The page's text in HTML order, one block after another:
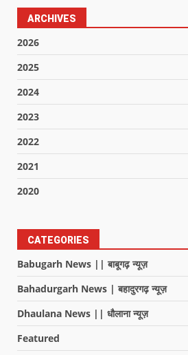
ARCHIVES
2026
2025
2024
2023
2022
2021
2020
CATEGORIES
Babugarh News || बाबूगढ़ न्यूज़
Bahadurgarh News | बहादुरगढ़ न्यूज़
Dhaulana News || धौलाना न्यूज़
Featured